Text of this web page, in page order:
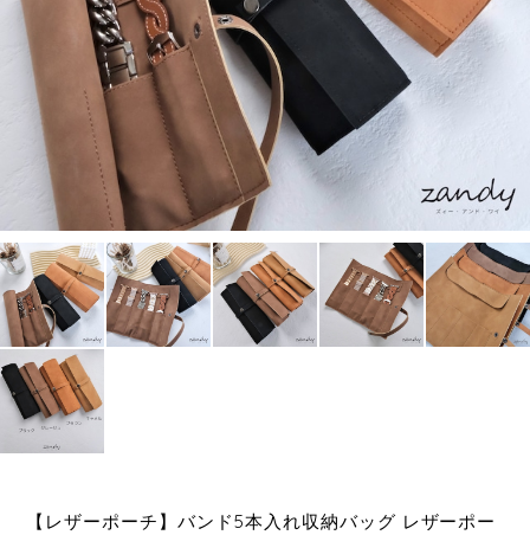
【レザーポーチ】バンド5本入れ収納バッグ レザーポー